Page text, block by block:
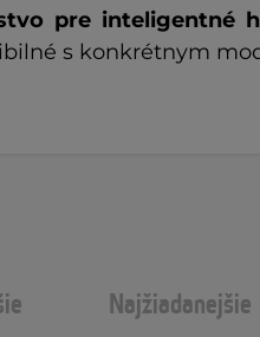
pre inteligentné
s konkrétnym
Najžiadanejšie